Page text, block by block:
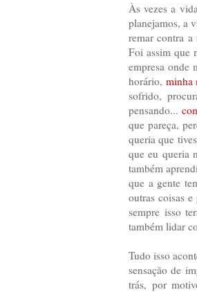
Às vezes a
planejamos, a
remar contra a
Foi assim que
empresa onde
horário, minha
sofrido,
pensando...
que pareça,
queria que
que eu queria
também
que a gente
outras coisas
sempre isso
também lidar
Tudo isso
sensação de
trás, por